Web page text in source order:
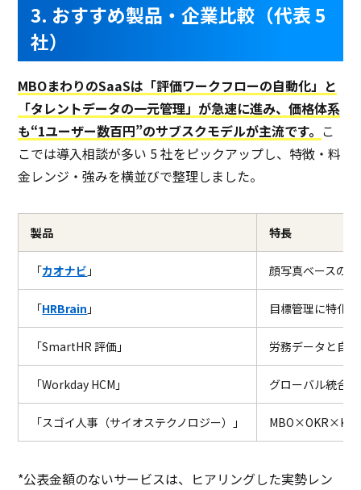
3. おすすめ製品・企業比較（代表 5
社）
MBOまわりのSaaSは「評価ワークフローの自動化」と
「タレントデータの一元管理」が急速に進み、価格体系
も“1ユーザー数百円”のサブスクモデルが主流です。 こ
こでは導入相談が多い 5 社をピックアップし、特徴・料
金レンジ・強みを横並びで整理しました。
製品 特長
「カオナビ 」 顔写真ベースの
「HRBrain 」 目標管理に特化
「SmartHR 評価」 労務データと自
「Workday HCM」 グローバル統合
「スゴイ人事（サイオステクノロジー）」 MBO×OKR×KPI
*公表金額のないサービスは、ヒアリングした実勢レン